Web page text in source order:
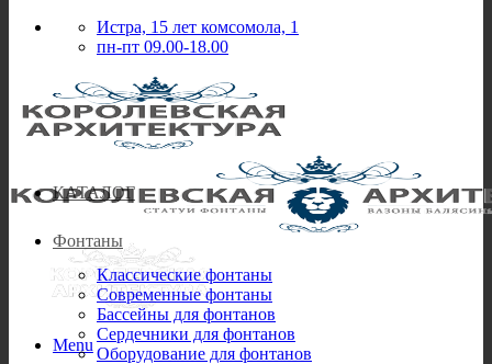
Истра, 15 лет комсомола, 1
пн-пт 09.00-18.00
Menu
КАТАЛОГ
Фонтаны
Классические фонтаны
Современные фонтаны
Бассейны для фонтанов
Сердечники для фонтанов
Оборудование для фонтанов